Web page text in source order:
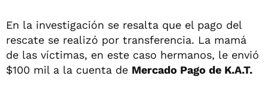
En la investigación se resalta que el pago del
rescate se realizó por transferencia. La mamá
de las víctimas, en este caso hermanos, le envió
$100 mil a la cuenta de Mercado Pago de K.A.T.